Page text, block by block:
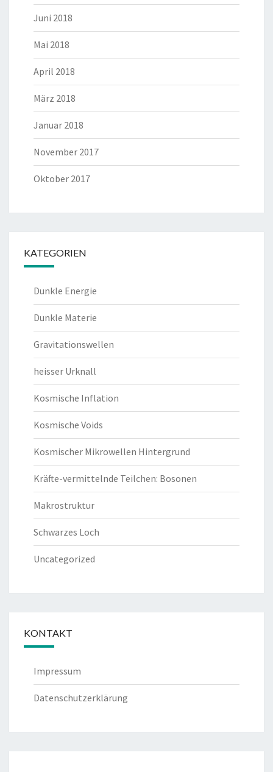
Juni 2018
Mai 2018
April 2018
März 2018
Januar 2018
November 2017
Oktober 2017
KATEGORIEN
Dunkle Energie
Dunkle Materie
Gravitationswellen
heisser Urknall
Kosmische Inflation
Kosmische Voids
Kosmischer Mikrowellen Hintergrund
Kräfte-vermittelnde Teilchen: Bosonen
Makrostruktur
Schwarzes Loch
Uncategorized
KONTAKT
Impressum
Datenschutzerklärung